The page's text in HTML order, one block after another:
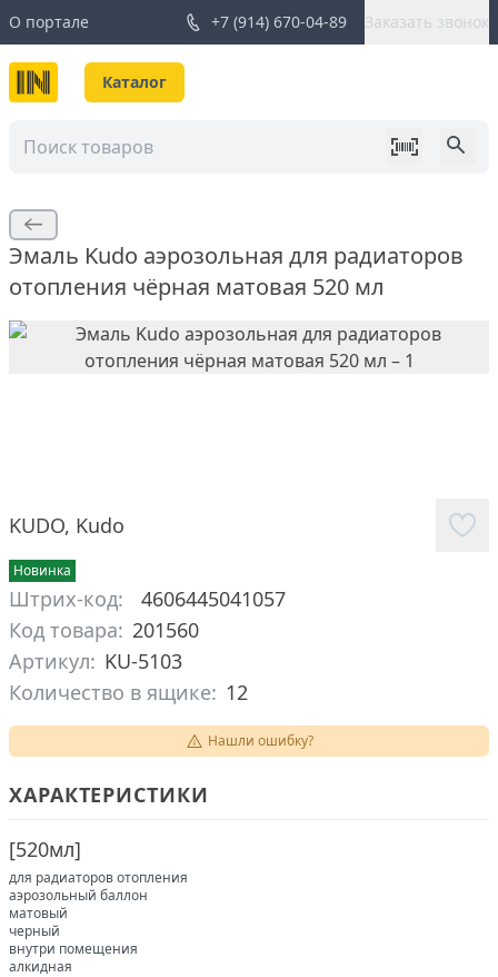
О портале +7 (914) 670-04-89 Заказать звонок
Каталог
Эмаль Kudo аэрозольная для радиаторов
отопления чёрная матовая 520 мл
KUDO, Kudo
Новинка
Штрих-код:
4606445041057
Код товара: 201560
Артикул: KU-5103
Количество в ящике: 12
Нашли ошибку?
ХАРАКТЕРИСТИКИ
[520мл]
для радиаторов отопления
аэрозольный баллон
матовый
черный
внутри помещения
алкидная